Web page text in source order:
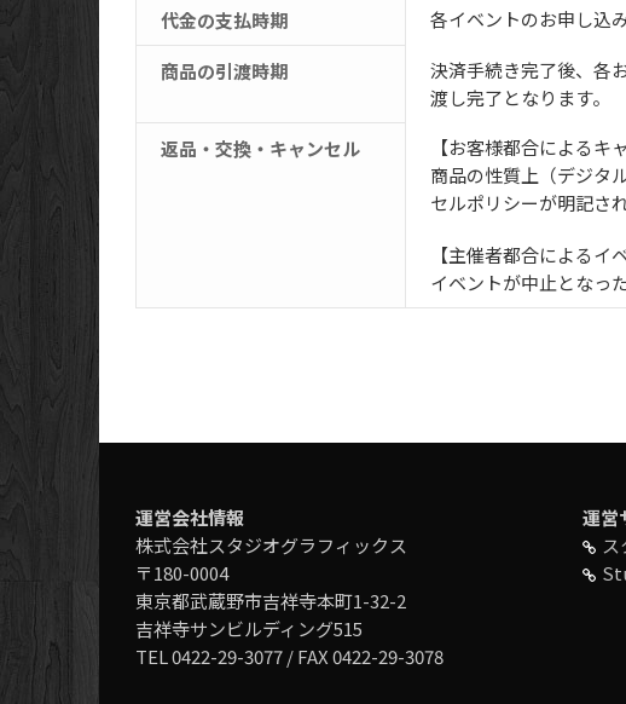
代金の支払時期
各イベントのお申し込
商品の引渡時期
決済手続き完了後、各
渡し完了となります。
返品・交換・キャンセル
【お客様都合によるキ
商品の性質上（デジタ
セルポリシーが明記さ
【主催者都合によるイ
イベントが中止となっ
運営会社情報
株式会社スタジオグラフィックス
〒180-0004
東京都武蔵野市吉祥寺本町1-32-2
吉祥寺サンビルディング515
TEL 0422-29-3077 / FAX 0422-29-3078
運営